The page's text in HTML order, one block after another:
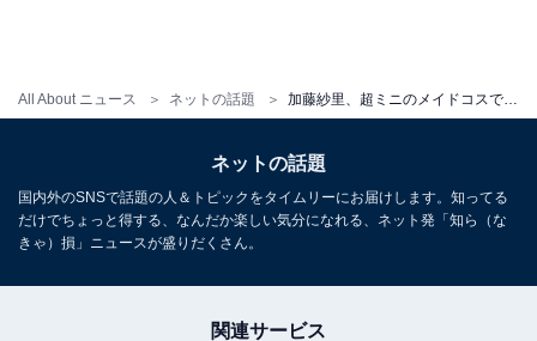
All About ニュース ネットの話題
ネットの話題
国内外のSNSで話題の人＆トピックをタイムリーにお届けします。知ってる
だけでちょっと得する、なんだか楽しい気分になれる、ネット発「知ら（な
きゃ）損」ニュースが盛りだくさん。
関連サービス